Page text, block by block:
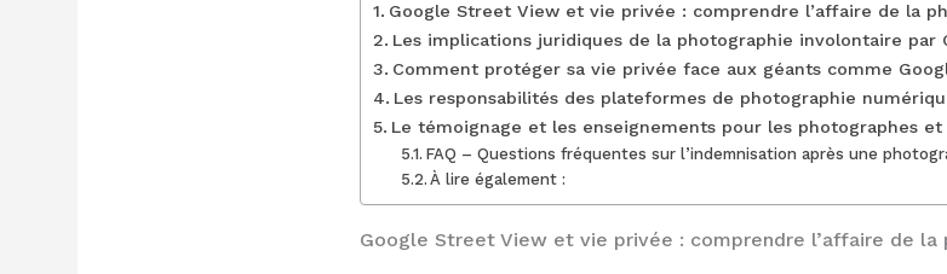
Google Street View et vie privée : comprendre l’affaire de la
Les implications juridiques de la photographie involontaire par
Comment protéger sa vie privée face aux géants comme
Les responsabilités des plateformes de photographie
Le témoignage et les enseignements pour les photographes
FAQ – Questions fréquentes sur l’indemnisation après une
À lire également :
Google Street View et vie privée : comprendre l’affaire de la